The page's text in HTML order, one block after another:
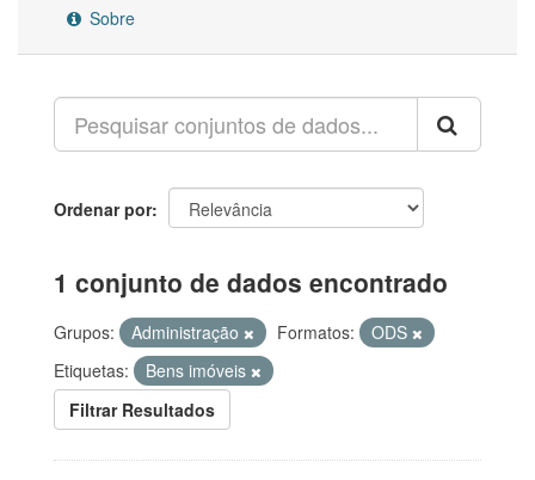
Sobre
Ordenar por
1 conjunto de dados encontrado
Grupos: Administração Formatos:
ODS
Etiquetas:
Bens imóveis
Filtrar Resultados